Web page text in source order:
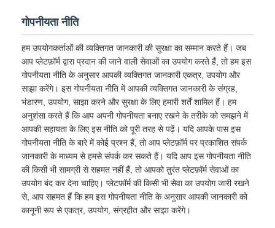
गोपनीयता नीति
हम उपयोगकर्ताओं की व्यक्तिगत जानकारी की सुरक्षा का सम्मान करते हैं। जब
आप प्लेटफ़ॉर्म द्वारा प्रदान की जाने वाली सेवाओं का उपयोग करते हैं, तो हम इस
गोपनीयता नीति के अनुसार आपकी व्यक्तिगत जानकारी एकत्र, उपयोग और
साझा करेंगे। इस गोपनीयता नीति में आपकी व्यक्तिगत जानकारी के संग्रह,
भंडारण, उपयोग, साझा करने और सुरक्षा के लिए हमारी शर्तें शामिल हैं। हम
अनुशंसा करते हैं कि आप अपनी गोपनीयता बनाए रखने के तरीके को समझने में
आपकी सहायता के लिए इस नीति को पूरी तरह से पढ़ें। यदि आपके पास इस
गोपनीयता नीति के बारे में कोई प्रश्न हैं, तो आप प्लेटफ़ॉर्म पर प्रकाशित संपर्क
जानकारी के माध्यम से हमसे संपर्क कर सकते हैं। यदि आप इस गोपनीयता नीति
की किसी भी सामग्री से सहमत नहीं हैं, तो आपको तुरंत प्लेटफ़ॉर्म सेवाओं का
उपयोग बंद कर देना चाहिए। प्लेटफ़ॉर्म की किसी भी सेवा का उपयोग जारी रखने
से, आप सहमत हैं कि हम इस गोपनीयता नीति के अनुसार आपकी जानकारी को
कानूनी रूप से एकत्र, उपयोग, संग्रहीत और साझा करेंगे।